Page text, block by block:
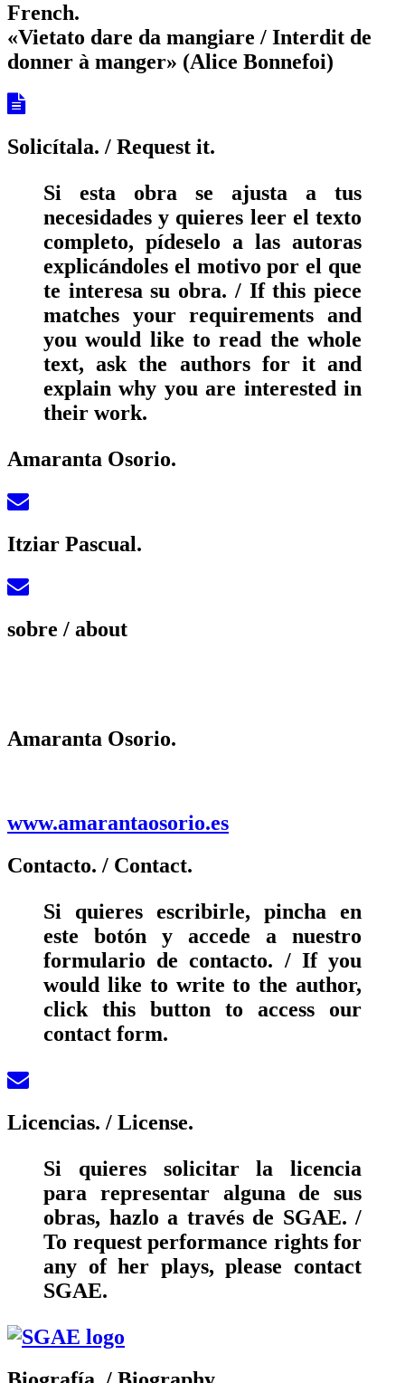
French.
«Vietato dare da mangiare / Interdit de
donner à manger» (Alice Bonnefoi)
Solicítala. / Request it.
Si esta obra se ajusta a tus
necesidades y quieres leer el texto
completo, pídeselo a las autoras
explicándoles el motivo por el que
te interesa su obra. / If this piece
matches your requirements and
you would like to read the whole
text, ask the authors for it and
explain why you are interested in
their work.
Amaranta Osorio.
Itziar Pascual.
sobre / about
Amaranta Osorio.
www.amarantaosorio.es
Contacto. / Contact.
Si quieres escribirle, pincha en
este botón y accede a nuestro
formulario de contacto. / If you
would like to write to the author,
click this button to access our
contact form.
Licencias. / License.
Si quieres solicitar la licencia
para representar alguna de sus
obras, hazlo a través de SGAE. /
To request performance rights for
any of her plays, please contact
SGAE.